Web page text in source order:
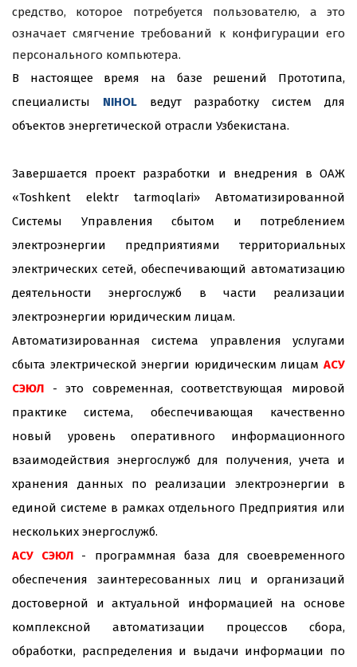
средство, которое потребуется пользователю, а это
означает смягчение требований к конфигурации его
персонального компьютера.
В настоящее время на базе решений Прототипа,
специалисты NIHOLведут разработку систем для
объектов энергетической отрасли Узбекистана.
Завершается проект разработки и внедрения в ОАЖ
«Toshkent elektr tarmoqlari» Автоматизированной
Системы Управления сбытом и потреблением
электроэнергии предприятиями территориальных
электрических сетей, обеспечивающий автоматизацию
деятельности энергослужб в части реализации
электроэнергии юридическим лицам.
Автоматизированная система управления услугами
сбыта электрической энергии юридическим лицам АСУ
СЭЮЛ - это современная, соответствующая мировой
практике система, обеспечивающая качественно
новый уровень оперативного информационного
взаимодействия энергослужб для получения, учета и
хранения данных по реализации электроэнергии в
единой системе в рамках отдельного Предприятия или
нескольких энергослужб.
АСУ СЭЮЛ - программная база для своевременного
обеспечения заинтересованных лиц и организаций
достоверной и актуальной информацией на основе
комплексной автоматизации процессов сбора,
обработки, распределения и выдачи информации по